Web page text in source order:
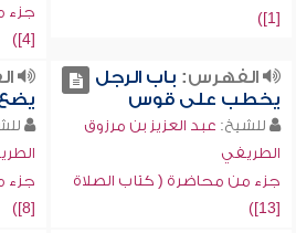
[1])
جزء
[4])
الفهرس: باب الرجل
يخطب على قوس
للشيخ: عبد العزيز بن مرزوق
الطريفي
جزء من محاضرة ( كتاب الصلاة
[13])
جزء
[8])